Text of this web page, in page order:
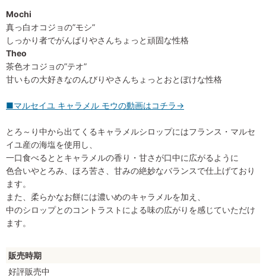
Mochi
真っ白オコジョの”モシ”
しっかり者でがんばりやさんちょっと頑固な性格
Theo
茶色オコジョの”テオ”
甘いもの大好きなのんびりやさんちょっとおとぼけな性格
■マルセイユ キャラメル モウの動画はコチラ→
とろ～り中から出てくるキャラメルシロップにはフランス・マルセ
イユ産の海塩を使用し、
一口食べるととキャラメルの香り・甘さが口中に広がるように
色合いやとろみ、ほろ苦さ、甘みの絶妙なバランスで仕上げており
ます。
また、柔らかなお餅には濃いめのキャラメルを加え、
中のシロップとのコントラストによる味の広がりを感じていただけ
ます。
販売時期
好評販売中